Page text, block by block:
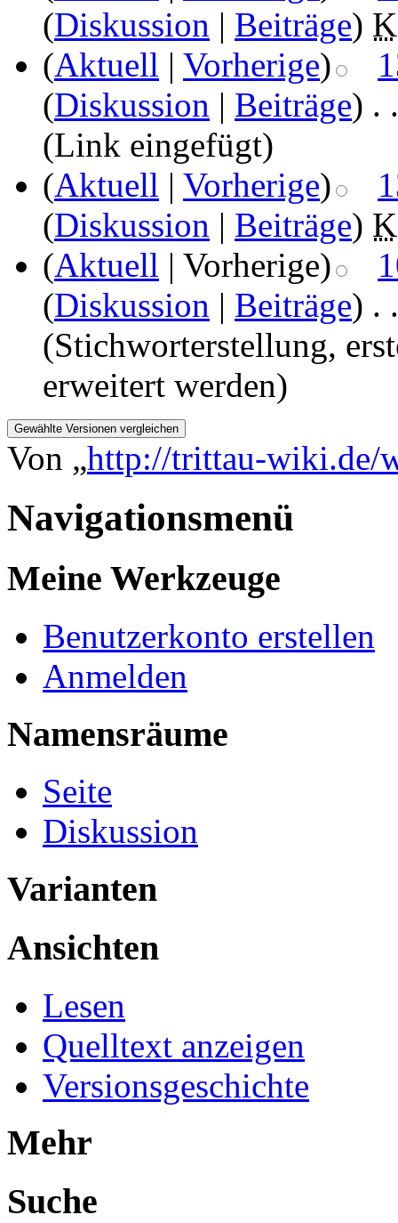
(Diskussion | Beiträge) K
(Aktuell | Vorherige)
(Diskussion | Beiträge) . .
(Link eingefügt)
(Aktuell | Vorherige)
(Diskussion | Beiträge) K
(Aktuell | Vorherige)
(Diskussion | Beiträge) . .
(Stichworterstellung,
erweitert werden)
Von „http://trittau-wiki.de/
Navigationsmenü
Meine Werkzeuge
Benutzerkonto erstellen
Anmelden
Namensräume
Seite
Diskussion
Varianten
Ansichten
Lesen
Quelltext anzeigen
Versionsgeschichte
Mehr
Suche